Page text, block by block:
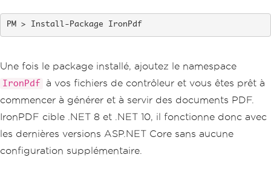
Install-Package IronPdf
Une fois le package installé, ajoutez le namespace
IronPdf
à vos fichiers de contrôleur et vous êtes prêt à
commencer à générer et à servir des documents PDF.
IronPDF cible .NET 8 et .NET 10, il fonctionne donc avec
les dernières versions ASP.NET Core sans aucune
configuration supplémentaire.